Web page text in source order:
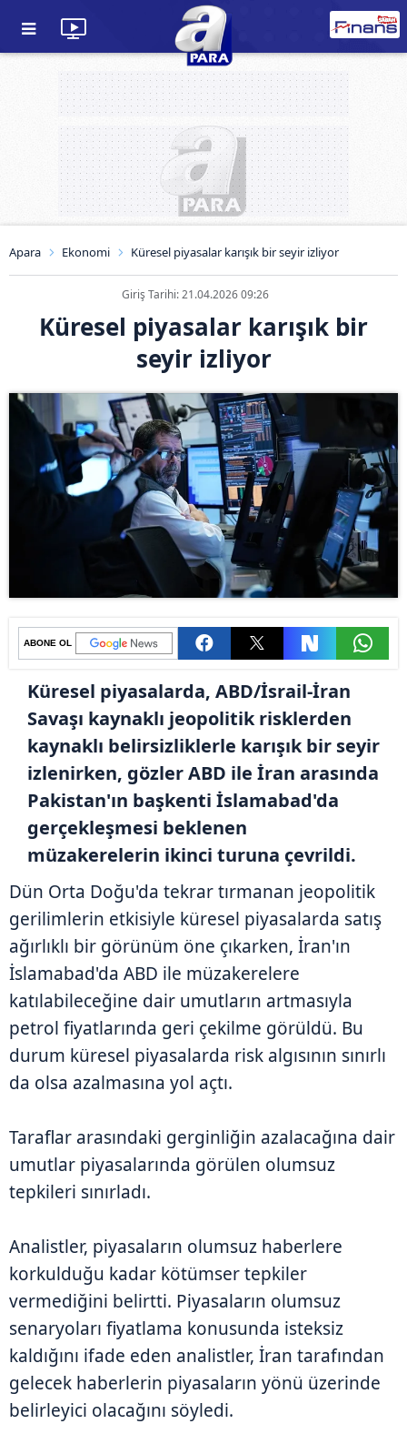
Apara Ekonomi Küresel piyasalar karışık bir seyir izliyor
Giriş Tarihi: 21.04.2026 09:26
Küresel piyasalar karışık bir
seyir izliyor
ABONE OL
Küresel piyasalarda, ABD/İsrail-İran
Savaşı kaynaklı jeopolitik risklerden
kaynaklı belirsizliklerle karışık bir seyir
izlenirken, gözler ABD ile İran arasında
Pakistan'ın başkenti İslamabad'da
gerçekleşmesi beklenen
müzakerelerin ikinci turuna çevrildi.
Dün Orta Doğu'da tekrar tırmanan jeopolitik
gerilimlerin etkisiyle küresel piyasalarda satış
ağırlıklı bir görünüm öne çıkarken, İran'ın
İslamabad'da ABD ile müzakerelere
katılabileceğine dair umutların artmasıyla
petrol fiyatlarında geri çekilme görüldü. Bu
durum küresel piyasalarda risk algısının sınırlı
da olsa azalmasına yol açtı.
Taraflar arasındaki gerginliğin azalacağına dair
umutlar piyasalarında görülen olumsuz
tepkileri sınırladı.
Analistler, piyasaların olumsuz haberlere
korkulduğu kadar kötümser tepkiler
vermediğini belirtti. Piyasaların olumsuz
senaryoları fiyatlama konusunda isteksiz
kaldığını ifade eden analistler, İran tarafından
gelecek haberlerin piyasaların yönü üzerinde
belirleyici olacağını söyledi.